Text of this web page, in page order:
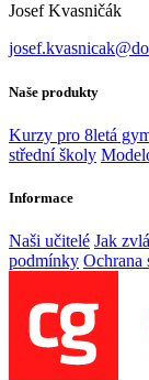
Josef Kvasničák
Naše produkty
Kurzy pro 8letá
střední školy
Informace
Naši učitelé Jak
podmínky Ochrana